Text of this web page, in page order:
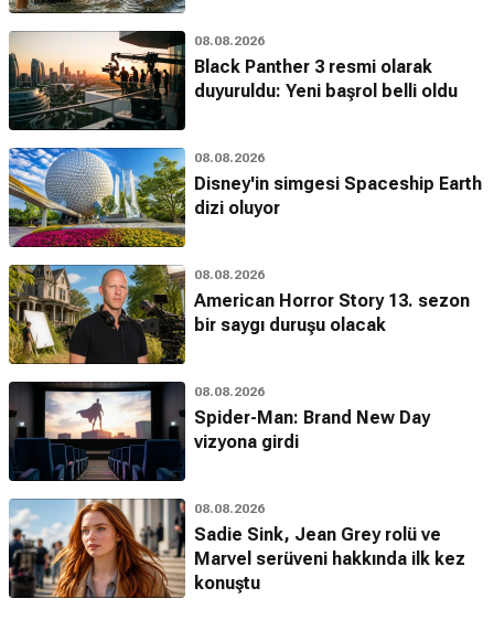
08.08.2026
Black Panther 3 resmi olarak
duyuruldu: Yeni başrol belli oldu
08.08.2026
Disney'in simgesi Spaceship Earth
dizi oluyor
08.08.2026
American Horror Story 13. sezon
bir saygı duruşu olacak
08.08.2026
Spider-Man: Brand New Day
vizyona girdi
08.08.2026
Sadie Sink, Jean Grey rolü ve
Marvel serüveni hakkında ilk kez
konuştu